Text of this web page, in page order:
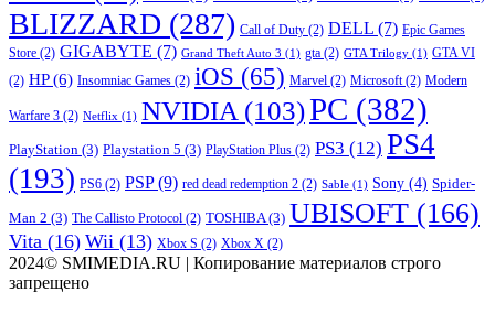
BLIZZARD (287) Call of Duty (2) DELL (7) Epic Games
Store (2) GIGABYTE (7) Grand Theft Auto 3 (1) gta (2) GTA Trilogy (1) GTA VI
(2) HP(6) Insomniac Games (2) iOS (65) Marvel (2) Microsoft(2) Modern
Warfare 3 (2) Netflix (1) NVIDIA (103)PC (382)
PlayStation (3) Playstation 5 (3) PlayStation Plus (2) PS3 (12) PS4
(193) PS6 (2) PSP(9) red dead redemption 2 (2) Sable (1) Sony (4) Spider-
Man 2 (3) The Callisto Protocol (2) TOSHIBA(3) UBISOFT (166)
Vita (16) Wii (13) Xbox S (2) Xbox X (2)
2024© SMIMEDIA.RU | Копирование материалов строго
запрещено